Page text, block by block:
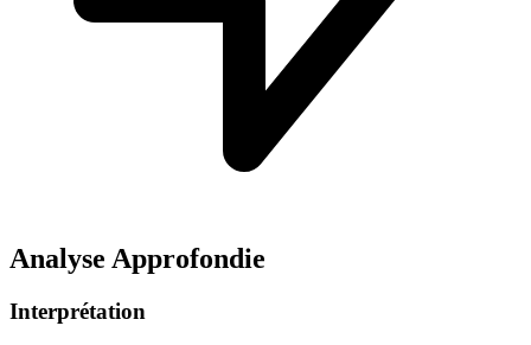
Analyse Approfondie
Interprétation